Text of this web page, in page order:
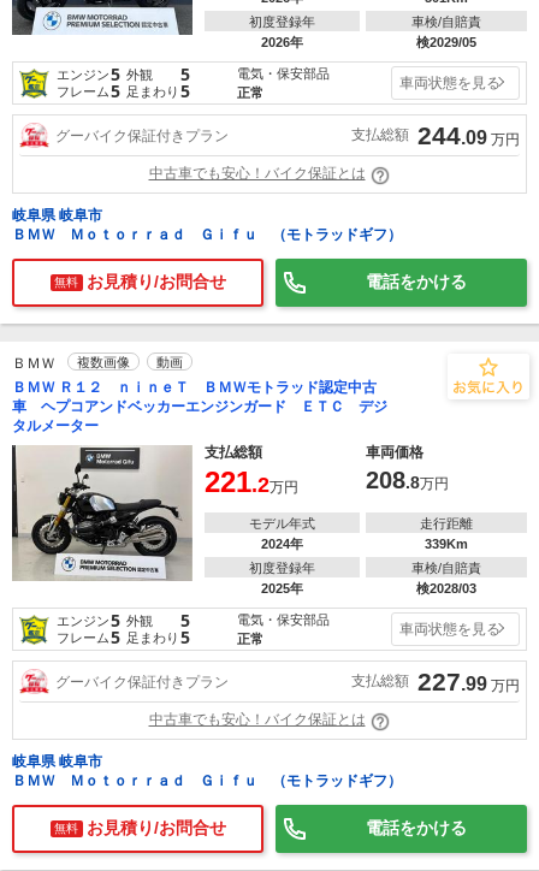
初度登録年
2026年
車検/自賠責
検2029/05
エンジン5 外観 5
フレーム5 足まわり 5
電気・保安部品
正常
車両状態を見る
グーバイク保証付きプラン 支払総額 244.09 万円
中古車でも安心！バイク保証とは
岐阜県 岐阜市
ＢＭＷ Ｍｏｔｏｒｒａｄ Ｇｉｆｕ （モトラッドギフ）
無料 お見積り/お問合せ 電話をかける
ＢＭＷ 複数画像 動画
ＢＭＷ Ｒ１２ ｎｉｎｅＴ ＢＭＷモトラッド認定中古
車 ヘプコアンドベッカーエンジンガード ＥＴＣ デジ
タルメーター
支払総額
車両価格
221.2万円 208.8万円
モデル年式
2024年
走行距離
339Km
初度登録年
2025年
車検/自賠責
検2028/03
エンジン5 外観 5
フレーム5 足まわり 5
電気・保安部品
正常
車両状態を見る
グーバイク保証付きプラン 支払総額 227.99 万円
中古車でも安心！バイク保証とは
岐阜県 岐阜市
ＢＭＷ Ｍｏｔｏｒｒａｄ Ｇｉｆｕ （モトラッドギフ）
無料 お見積り/お問合せ 電話をかける